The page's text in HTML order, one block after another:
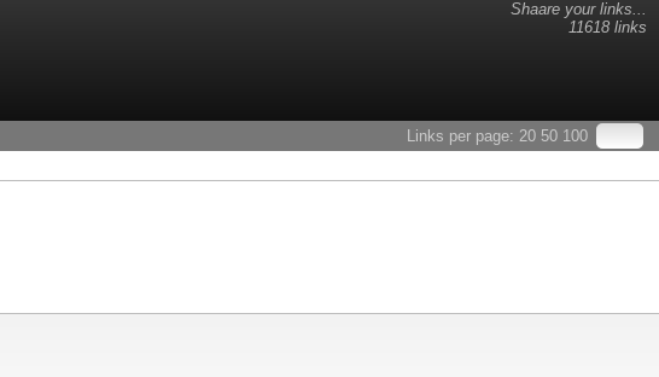
Shaare your links...
11618 links
Links per page: 20 50 100